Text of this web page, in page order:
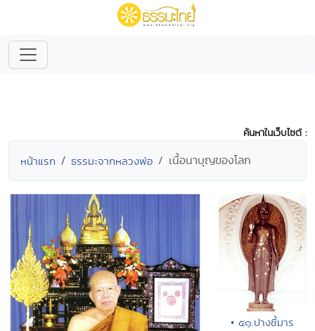
ค้นหาในเว็บไซต์ :
หน้าแรก ธรรมะจากหลวงพ่อ เนื้อนาบุญของโลก
• ๕๑.ปางชี้มาร